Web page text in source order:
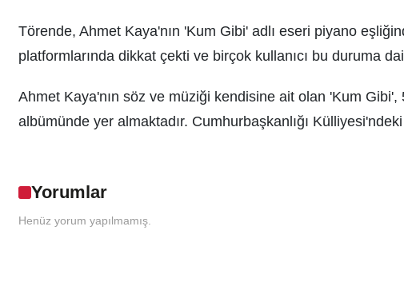
Törende, Ahmet Kaya'nın 'Kum Gibi' adlı eseri piyano
platformlarında dikkat çekti ve birçok kullanıcı bu duruma
Ahmet Kaya'nın söz ve müziği kendisine ait olan 'Kum Gibi',
albümünde yer almaktadır. Cumhurbaşkanlığı
Yorumlar
Henüz yorum yapılmamış.